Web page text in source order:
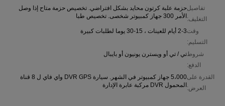
تفاصيل
التغليف:
حزمة علبة كرتون محايد بشكل افتراضي. تخصيص حزمة متاح إذا وصل
الأمر 300 جهاز كمبيوتر شخصى. تخصيص طبا
وقت
التسليم:
2-3 أيام للعينات ، 15-30 يوما لطلبات كبيرة
شروط
الدفع:
تي / تي أو ويسترن يونيون أو بايبال
القدرة على
العرض:
5،000 جهاز كمبيوتر في الشهر. سيارة DVR GPS واي فاي ل 8 قناة
المحمول DVR مركبة عابرة الإدارة